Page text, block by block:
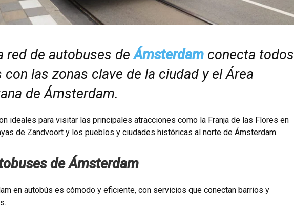
red de autobuses deÁmsterdam conecta todos
las zonas clave de la ciudad y el Área
de Ámsterdam.
ideales para visitar las principales atracciones como la Franja de las Flores en
de Zandvoort y los pueblos y ciudades históricas al norte de Ámsterdam.
de Ámsterdam
en autobús es cómodo y eficiente, con servicios que conectan barrios y